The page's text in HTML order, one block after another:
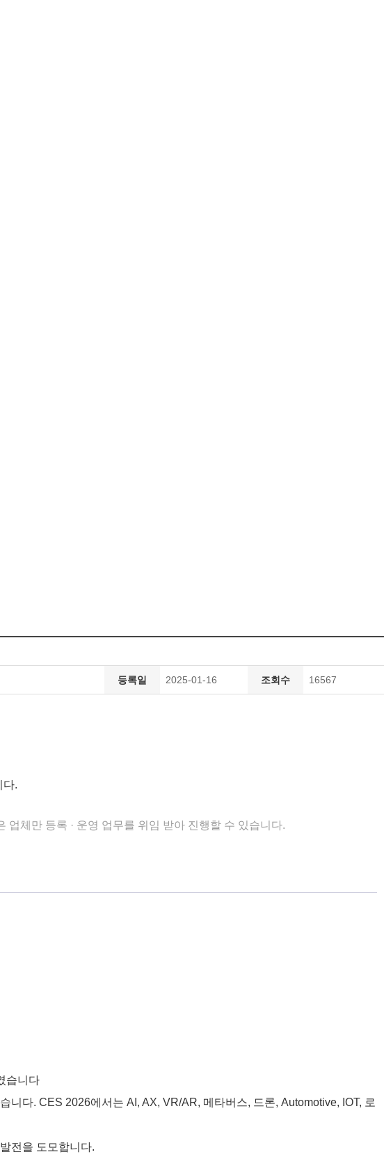
등록일 2025-01-16 조회수 16567
다.
업체만 등록 · 운영 업무를 위임 받아 진행할 수 있습니다.
습니다
니다. CES 2026에서는 AI, AX, VR/AR, 메타버스, 드론, Automotive, IOT, 로
전을 도모합니다.